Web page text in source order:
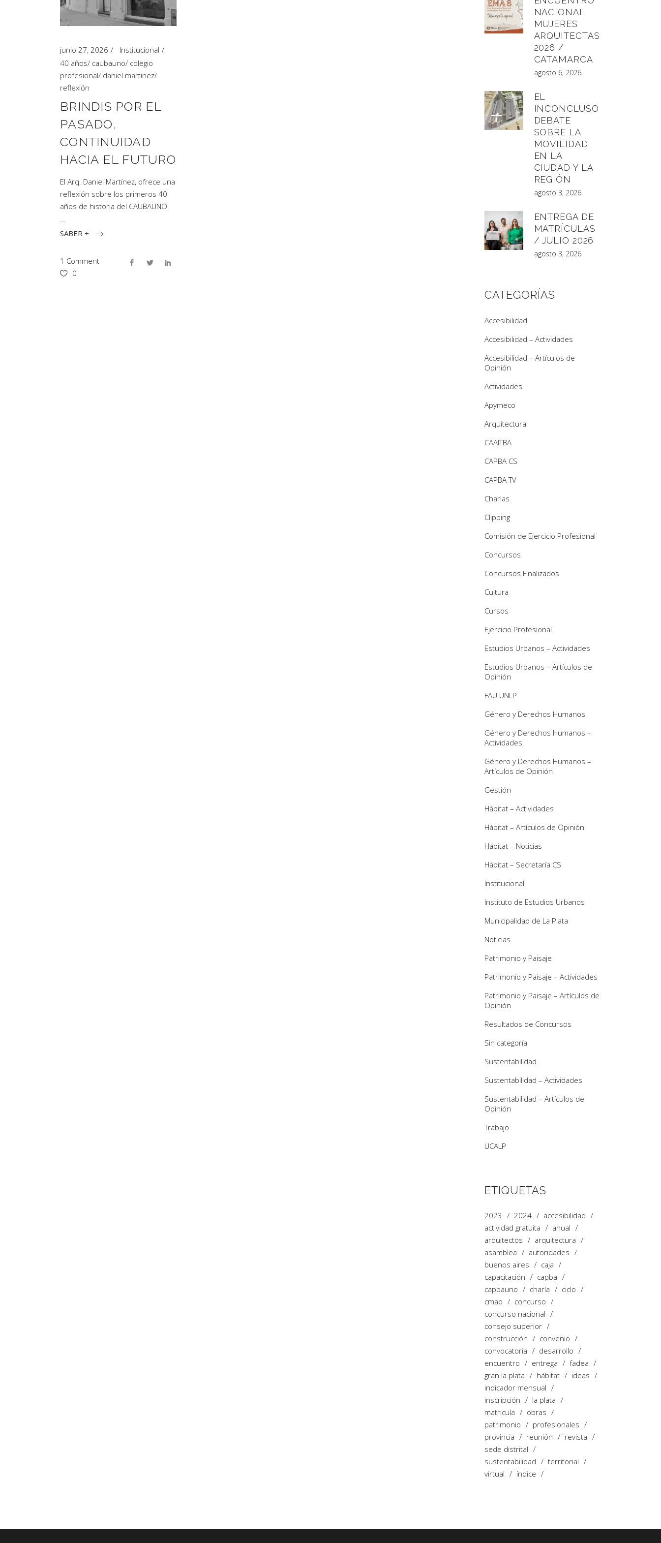
Artículos de Opinión
Actividades
junio 27, 2026
Institucional
40 años/ caubauno/ colegio
profesional/ daniel martinez/
reflexión
BRINDIS POR EL
PASADO,
CONTINUIDAD
HACIA EL FUTURO
El Arq. Daniel Martínez, ofrece una
reflexión sobre los primeros 40
años de historia del CAUBAUNO.
SABER +
1 Comment
0
NACIONAL
MUJERES
ARQUITECTAS
2026 /
CATAMARCA
agosto 6, 2026
EL
INCONCLUSO
DEBATE
SOBRE LA
MOVILIDAD
EN LA
CIUDAD Y LA
REGIÓN
agosto 3, 2026
ENTREGA DE
MATRÍCULAS
/ JULIO 2026
agosto 3, 2026
CATEGORÍAS
Accesibilidad
Accesibilidad – Actividades
Accesibilidad – Artículos de
Opinión
Actividades
Apymeco
Arquitectura
CAAITBA
CAPBA CS
CAPBA TV
Charlas
Clipping
Comisión de Ejercicio Profesional
Concursos
Concursos Finalizados
Cultura
Cursos
Ejercicio Profesional
Estudios Urbanos – Actividades
Estudios Urbanos – Artículos de
Opinión
FAU UNLP
Género y Derechos Humanos
Género y Derechos Humanos –
Actividades
Género y Derechos Humanos –
Artículos de Opinión
Gestión
Hábitat – Actividades
Hábitat – Artículos de Opinión
Hábitat – Noticias
Hábitat – Secretaría CS
Institucional
Instituto de Estudios Urbanos
Municipalidad de La Plata
Noticias
Patrimonio y Paisaje
Patrimonio y Paisaje – Actividades
Patrimonio y Paisaje – Artículos de
Opinión
Resultados de Concursos
Sin categoría
Sustentabilidad
Sustentabilidad – Actividades
Sustentabilidad – Artículos de
Opinión
Trabajo
UCALP
ETIQUETAS
2023 2024
accesibilidad
actividad gratuita
anual
arquitectos
arquitectura
asamblea
autoridades
buenos aires
caja
capacitación
capba
capbauno
charla
ciclo
cmao
concurso
concurso nacional
consejo superior
construcción
convenio
convocatoria
desarrollo
encuentro
entrega
fadea
gran la plata
hábitat
ideas
indicador mensual
inscripción
la plata
matricula
obras
patrimonio
profesionales
provincia
reunión
revista
sede distrital
sustentabilidad
territorial
virtual
índice